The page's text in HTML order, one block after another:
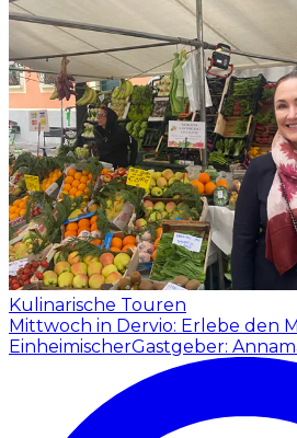
Kulinarische Touren
Mittwoch in Dervio: Erlebe den
EinheimischerGastgeber: